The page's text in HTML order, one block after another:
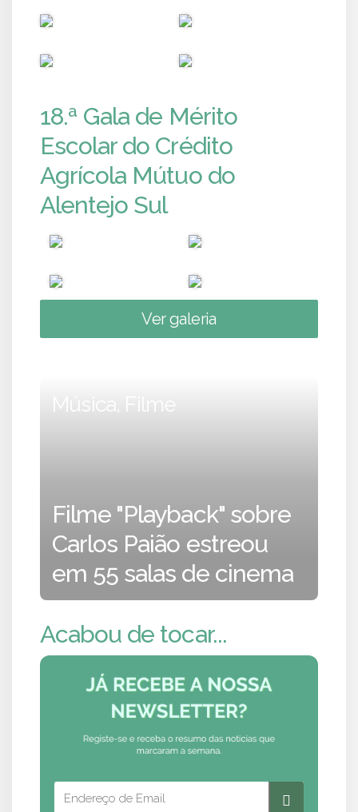
18.ª Gala de Mérito
Escolar do Crédito
Agrícola Mútuo do
Alentejo Sul
Ver galeria
Música, Filme
Filme "Playback" sobre
Carlos Paião estreou
em 55 salas de cinema
Acabou de tocar...